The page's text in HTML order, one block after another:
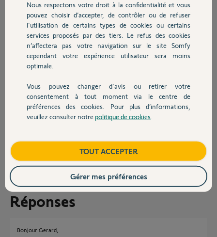
Chauffage
Autres produits
Devis avec un pro
Contact
connecté SOMFY ou est ce qu'il gardait en mémoire les paramètres
enregistrés et se reconnectait automatiquement lors de remise en
route de la Box ?
Merci pour vos retours,
Cordialement
20231116_105010.pdf
4,3 Mo
20231116 Photo
Br...
2,8 Mo
Participer au fil de discussion
Réponses
Bonjour Gerard,
Nous respectons votre droit à la confidentialité et vous
pouvez choisir d’accepter, de contrôler ou de refuser
l'utilisation de certains types de cookies ou certains
services proposés par des tiers. Le refus des cookies
n’affectera pas votre navigation sur le site Somfy
cependant votre expérience utilisateur sera moins
optimale.
Vous pouvez changer d'avis ou retirer votre
consentement à tout moment via le centre de
préférences des cookies. Pour plus d’informations,
veuillez consulter notre politique de cookies
TOUT ACCEPTER
Gérer mes préférences